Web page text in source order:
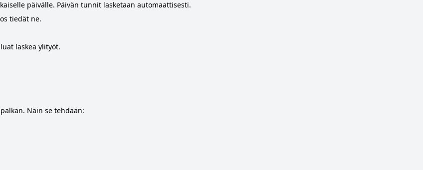
päivälle. Päivän tunnit lasketaan automaattisesti.
tiedät ne.
laskea ylityöt.
Näin se tehdään: